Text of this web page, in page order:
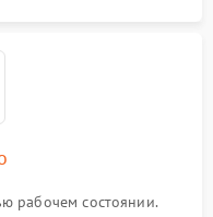
рабочем состоянии.